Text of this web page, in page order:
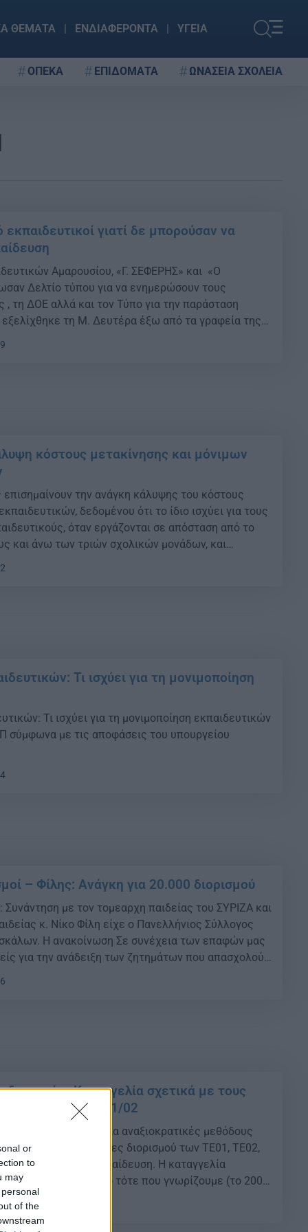
or
to
may
of the
ΘΕΜΑΤΑ ΕΝΔΙΑΦΕΡΟΝΤΑ ΥΓΕΙΑ
ΟΠΕΚΑ ΕΠΙΔΟΜΑΤΑ ΩΝΑΣΕΙΑ ΣΧΟΛΕΙΑ
εκπαιδευτικοί γιατί δε μπορούσαν να
Αμαρουσίου, «Γ. ΣΕΦΕΡΗΣ» και «Ο
Δελτίο τύπου για να ενημερώσουν τους
, τη ΔΟΕ αλλά και τον Τύπο για την παράσταση
εξελίχθηκε τη Μ. Δευτέρα έξω από τα γραφεία της
Αθηνών. Συγκεκριμένα, τα αιτήματα των σχολικών
μονιμοποίηση στους Νεοδιόριστους […]
κόστους μετακίνησης και μόνιμων
την ανάγκη κάλυψης του κόστους
δεδομένου ότι το ίδιο ισχύει για τους
όταν εργάζονται σε απόσταση από το
και άνω των τριών σχολικών μονάδων, και
Αριθμός: 2350 Τύπος: Αναφορές Συνοδος /
ΙΗ΄ ΠΕΡΙΟΔΟΣ (ΠΡΟΕΔΡΕΥΟΜΕΝΗΣ
ΔΗΜΟΚΡΑΤΙΑΣ) Θέμα: με […]
Τι ισχύει για τη μονιμοποίηση
Τι ισχύει για τη μονιμοποίηση εκπαιδευτικών
σύμφωνα με τις αποφάσεις του υπουργείου
– Φίλης: Ανάγκη για 20.000 διορισμού
Συνάντηση με τον τομεαρχη παιδείας του ΣΥΡΙΖΑ και
κ. Νίκο Φίλη είχε ο Πανελλήνιος Σύλλογος
Η ανακοίνωση Σε συνέχεια των επαφών μας
για την ανάδειξη των ζητημάτων που απασχολούν
και την επιτακτική ανάγκη για συνέχιση των
διαδικτυακά με τον τομεαρχη […]
Καταγγελία σχετικά με τους
ΤΕ01/02 και ΔΕ01/02
Καταγγελία για αναξιοκρατικές μεθόδους
με τους νέους πίνακες διορισμού των ΤΕ01, ΤΕ02,
Δευτεροβάθμια Εκπαίδευση. Η καταγγελία
αρχή λέμε πως από τότε που γνωρίζουμε (το 2003
πάντα ξεχωριστά οι πίνακες αναπληρωτών
Εκπαίδευσης και Δευτεροβάθμιας